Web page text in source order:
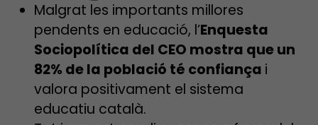
Malgrat les importants millores
pendents en educació, l’Enquesta
Sociopolítica del CEO mostra que un
82% de la població té confiança i
valora positivament el sistema
educatiu català.